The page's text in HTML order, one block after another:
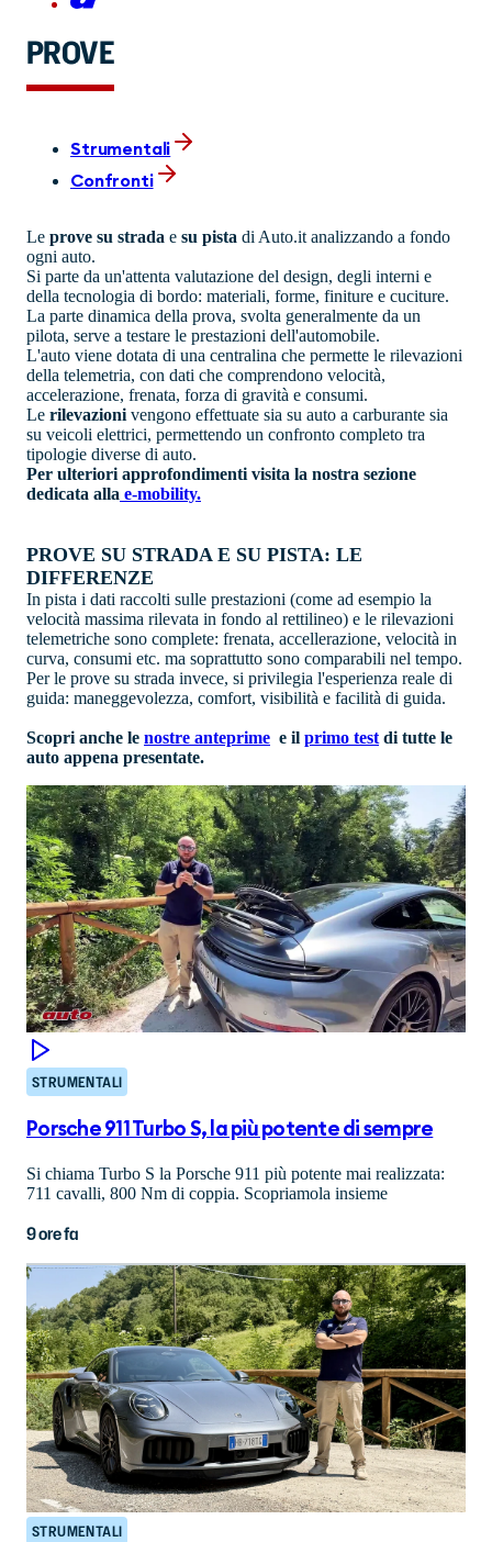
PROVE
Strumentali
Confronti
Le prove su strada e su pista di Auto.it analizzando a fondo
ogni auto.
Si parte da un'attenta valutazione del design, degli interni e
della tecnologia di bordo: materiali, forme, finiture e cuciture.
La parte dinamica della prova, svolta generalmente da un
pilota, serve a testare le prestazioni dell'automobile.
L'auto viene dotata di una centralina che permette le rilevazioni
della telemetria, con dati che comprendono velocità,
accelerazione, frenata, forza di gravità e consumi.
Le rilevazioni vengono effettuate sia su auto a carburante sia
su veicoli elettrici, permettendo un confronto completo tra
tipologie diverse di auto.
Per ulteriori approfondimenti visita la nostra sezione
dedicata alla e-mobility.
PROVE SU STRADA E SU PISTA: LE
DIFFERENZE
In pista i dati raccolti sulle prestazioni (come ad esempio la
velocità massima rilevata in fondo al rettilineo) e le rilevazioni
telemetriche sono complete: frenata, accellerazione, velocità in
curva, consumi etc. ma soprattutto sono comparabili nel tempo.
Per le prove su strada invece, si privilegia l'esperienza reale di
guida: maneggevolezza, comfort, visibilità e facilità di guida.
Scopri anche le nostre anteprime e il primo test di tutte le
auto appena presentate.
STRUMENTALI
Porsche 911 Turbo S, la più potente di sempre
Si chiama Turbo S la Porsche 911 più potente mai realizzata:
711 cavalli, 800 Nm di coppia. Scopriamola insieme
9 ore fa
STRUMENTALI